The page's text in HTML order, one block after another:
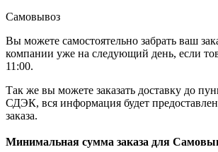
Самовывоз
Вы можете самостоятельно забрать ваш
компании уже на следующий день, если
11:00.
Так же вы можете заказать доставку до
СДЭК, вся информация будет
заказа.
Минимальная сумма заказа для